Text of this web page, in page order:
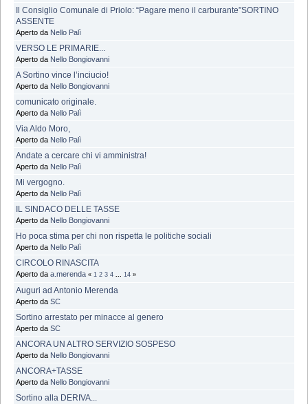
Il Consiglio Comunale di Priolo: “Pagare meno il carburante”SORTINO
ASSENTE
Aperto da Nello Palì
VERSO LE PRIMARIE...
Aperto da Nello Bongiovanni
A Sortino vince l’inciucio!
Aperto da Nello Bongiovanni
comunicato originale.
Aperto da Nello Palì
Via Aldo Moro,
Aperto da Nello Palì
Andate a cercare chi vi amministra!
Aperto da Nello Palì
Mi vergogno.
Aperto da Nello Palì
IL SINDACO DELLE TASSE
Aperto da Nello Bongiovanni
Ho poca stima per chi non rispetta le politiche sociali
Aperto da Nello Palì
CIRCOLO RINASCITA
Aperto da a.merenda « 1 2 3 4 ... 14 »
Auguri ad Antonio Merenda
Aperto da SC
Sortino arrestato per minacce al genero
Aperto da SC
ANCORA UN ALTRO SERVIZIO SOSPESO
Aperto da Nello Bongiovanni
ANCORA+TASSE
Aperto da Nello Bongiovanni
Sortino alla DERIVA...